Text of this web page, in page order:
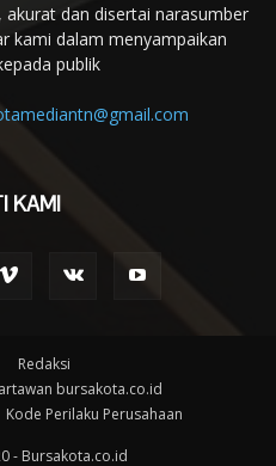
dan disertai narasumber
kami dalam menyampaikan
publik
KAMI
Redaksi
bursakota.co.id
Kode Perilaku Perusahaan
- Bursakota.co.id